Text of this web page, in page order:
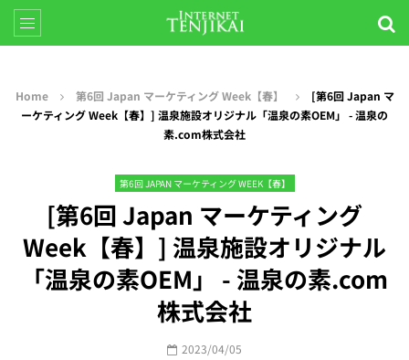
Home 第6回 Japan マーケティング Week【春】
[第6回 Japan マ
ーケティング Week【春】] 温泉施設オリジナル「温泉の素OEM」 - 温泉の
素.com株式会社
第6回 JAPAN マーケティング WEEK【春】
[第6回 Japan マーケティング
Week【春】] 温泉施設オリジナル
「温泉の素OEM」 - 温泉の素.com
株式会社
2023/04/05